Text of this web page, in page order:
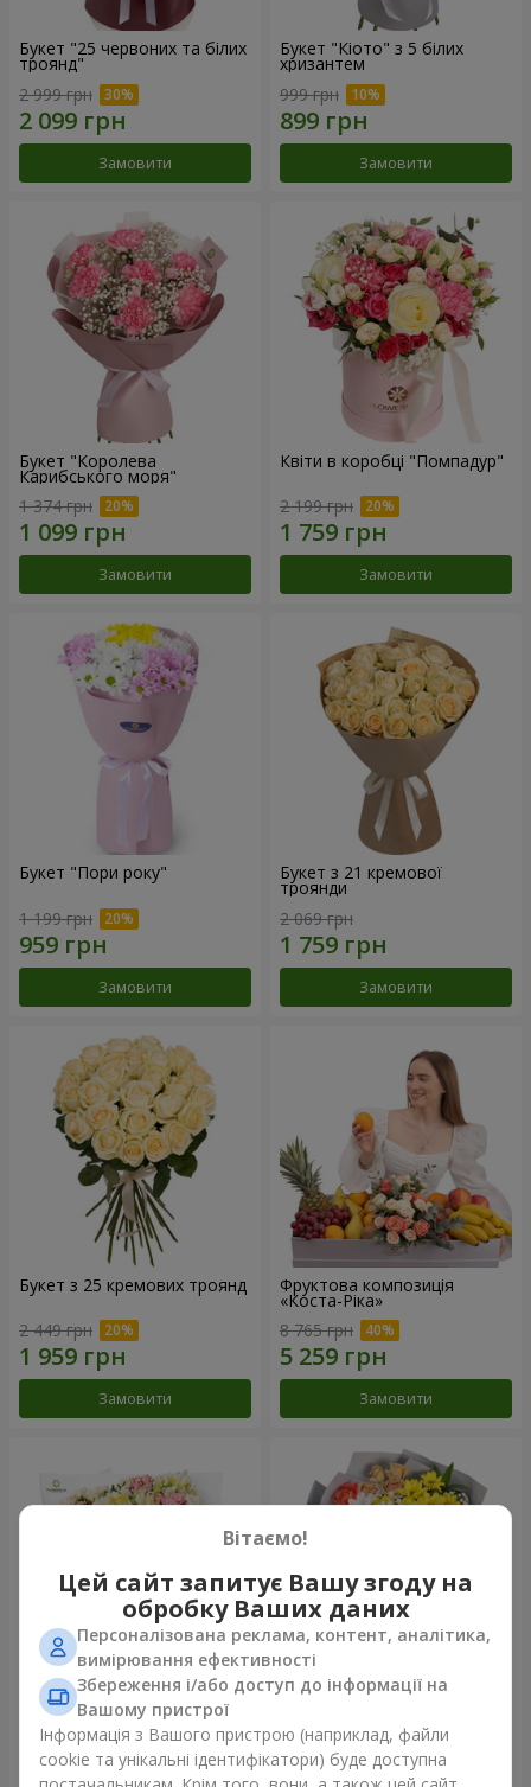
Букет "25 червоних та білих
троянд"
2 999 грн
Замовити
Букет "Кіото" з 5 білих
хризантем
999 грн
Замовити
Букет "Королева
Карибського моря"
1 374 грн
Замовити
Квіти в коробці "Помпадур"
2 199 грн
Замовити
Букет "Пори року"
1 199 грн
Замовити
Букет з 21 кремової
троянди
2 069 грн
Замовити
Букет з 25 кремових троянд
2 449 грн
Замовити
Фруктова композиція
«Коста-Ріка»
8 765 грн
Замовити
Букет "Хрещатик"
3 941 грн
Букет "Ми та літо"
1 554 грн
Вітаємо!
Цей сайт запитує Вашу згоду на
обробку Ваших даних
Персоналізована реклама, контент, аналітика,
вимірювання ефективності
Збереження і/або доступ до інформації на
Вашому пристрої
Інформація з Вашого пристрою (наприклад, файли
cookie та унікальні ідентифікатори) буде доступна